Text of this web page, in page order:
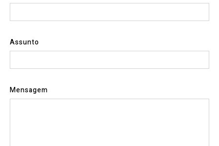
Assunto
Mensagem